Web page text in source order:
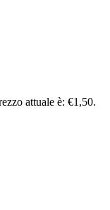
attuale è: €1,50.